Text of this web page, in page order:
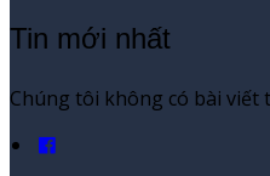
Tin mới nhất
Chúng tôi không có bài viết